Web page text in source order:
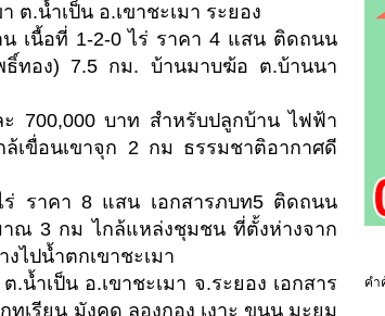
ต.น้ำเป็น อ.เขาชะเมา ระยอง
เนื้อที่ 1-2-0 ไร่ ราคา 4 แสน ติดถนน
ธิ์ทอง) 7.5 กม. บ้านมาบฆ้อ ต.บ้านนา
700,000 บาท สำหรับปลูกบ้าน ไฟฟ้า
ขื่อนเขาจุก 2 กม ธรรมชาติอากาศดี
ราคา 8 แสน เอกสารภบท5 ติดถนน
ณ 3 กม ไกล้แหล่งชุมชน ที่ตั้งห่างจาก
ไปน้ำตกเขาชะเมา
ำเป็น อ.เขาชะเมา จ.ระยอง เอกสาร
เรียน มังคุด ลองกอง เงาะ ขนุน มะยม
คำ